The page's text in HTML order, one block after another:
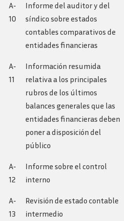
A-
10
Informe del auditor y del
síndico sobre estados
contables comparativos de
entidades financieras
A-
11
Información resumida
relativa a los principales
rubros de los últimos
balances generales que las
entidades financieras deben
poner a disposición del
público
A-
12
Informe sobre el control
interno
A-
13
Revisión de estado contable
intermedio